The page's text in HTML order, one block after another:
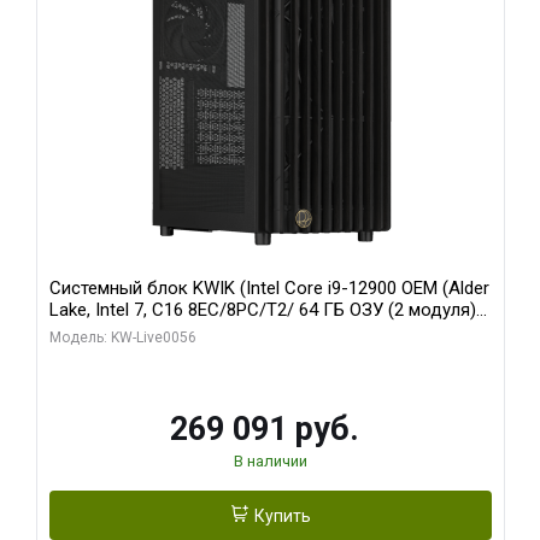
Системный блок KWIK (Intel Core i9-12900 OEM (Alder
Lake, Intel 7, C16 8EC/8PC/T2/ 64 ГБ ОЗУ (2 модуля)/
Palit RTX5080 INFINITY 3 OC 16GB GDDR7 256bit 3xDP
Модель: KW-Live0056
269 091 руб.
В наличии
Купить